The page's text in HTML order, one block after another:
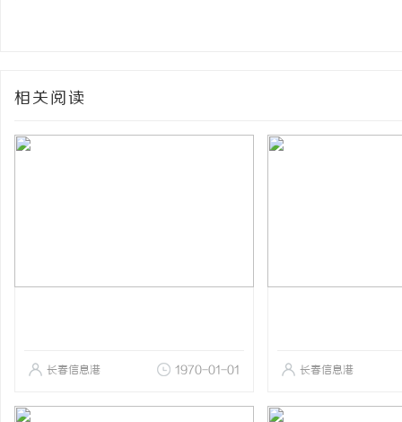
相关阅读
长春信息港 1970-01-01 长春信息港